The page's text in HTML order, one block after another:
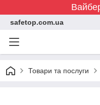
safetop.com.ua
Товари та послуги